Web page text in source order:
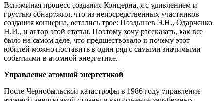
Вспоминая процесс создания Концерна, я с удивлением и
грустью обнаружил, что из непосредственных участников
создания концерна, остались трое: Поздышев Э.Н., Одарченко
Н.И., и автор этой статьи. Поэтому хочу рассказать, как все
было на самом деле, что предшествовало и почему этот
юбилей можно поставить в один ряд с самыми значимыми
событиями в атомной энергетике.
Управление атомной энергетикой
После Чернобыльской катастрофы в 1986 году управление